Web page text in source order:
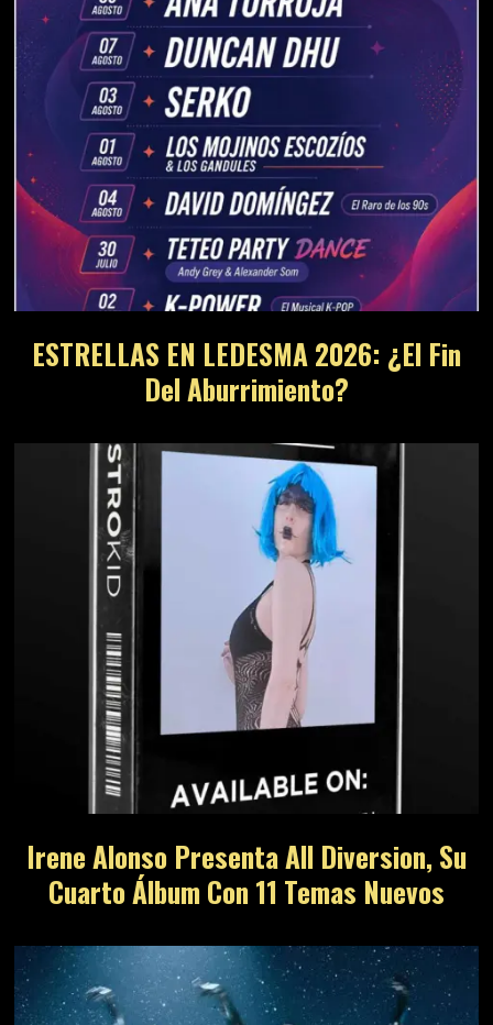
ESTRELLAS EN LEDESMA 2026: ¿El Fin
Del Aburrimiento?
Irene Alonso Presenta All Diversion, Su
Cuarto Álbum Con 11 Temas Nuevos